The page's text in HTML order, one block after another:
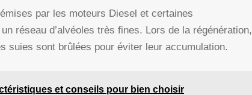
par les moteurs Diesel et certaines
réseau d’alvéoles très fines. Lors de la régénération,
suies sont brûlées pour éviter leur accumulation.
et conseils pour bien choisir